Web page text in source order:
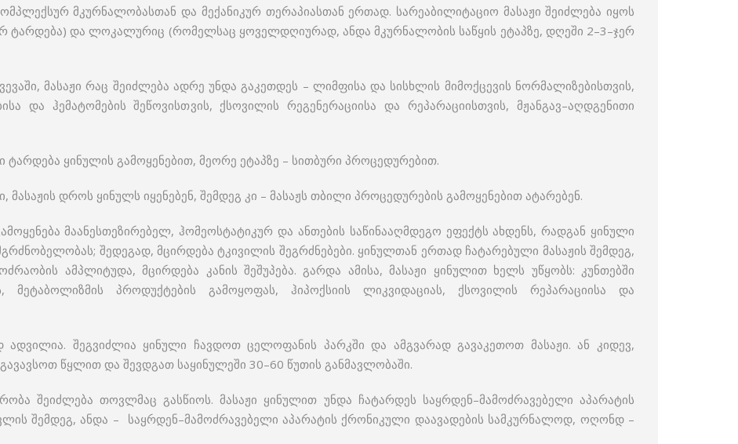
მკურნალობასთან და მექანიკურ თერაპიასთან ერთად. სარეაბილიტაციო მასაჟი შეიძლება იყოს
ტარდება) და ლოკალურიც (რომელსაც ყოველდღიურად, ანდა მკურნალობის საწყის ეტაპზე, დღეში 2–3–ჯერ
მასაჟი რაც შეიძლება ადრე უნდა გაკეთდეს – ლიმფისა და სისხლის მიმოქცევის ნორმალიზებისთვის,
და ჰემატომების შეწოვისთვის, ქსოვილის რეგენერაციისა და რეპარაციისთვის, მჟანგავ–აღდგენითი
ტარდება ყინულის გამოყენებით, მეორე ეტაპზე – სითბური პროცედურებით.
დროს ყინულს იყენებენ, შემდეგ კი – მასაჟს თბილი პროცედურების გამოყენებით ატარებენ.
მაანესთეზირებელ, ჰომეოსტატიკურ და ანთების საწინააღმდეგო ეფექტს ახდენს, რადგან ყინული
შედეგად, მცირდება ტკივილის შეგრძნებები. ყინულთან ერთად ჩატარებული მასაჟის შემდეგ,
ამპლიტუდა, მცირდება კანის შეშუპება. გარდა ამისა, მასაჟი ყინულით ხელს უწყობს: კუნთებში
მეტაბოლიზმის პროდუქტების გამოყოფას, ჰიპოქსიის ლიკვიდაციას, ქსოვილის რეპარაციისა და
ადვილია. შეგვიძლია ყინული ჩავდოთ ცელოფანის პარკში და ამგვარად გავაკეთოთ მასაჟი. ან კიდევ,
წყლით და შევდგათ საყინულეში 30–60 წუთის განმავლობაში.
შეიძლება თოვლმაც გასწიოს. მასაჟი ყინულით უნდა ჩატარდეს საყრდენ–მამოძრავებელი აპარატის
შემდეგ, ანდა – საყრდენ–მამოძრავებელი აპარატის ქრონიკული დაავადების სამკურნალოდ, ოღონდ –